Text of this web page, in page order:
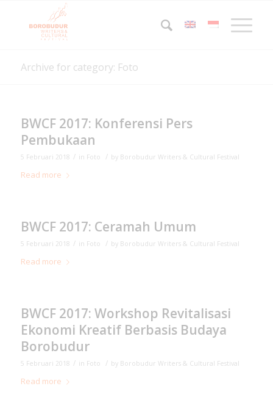
Archive for category: Foto
BWCF 2017: Konferensi Pers
Pembukaan
5 Februari 2018 / in Foto / by Borobudur Writers & Cultural Festival
Read more
BWCF 2017: Ceramah Umum
5 Februari 2018 / in Foto / by Borobudur Writers & Cultural Festival
Read more
BWCF 2017: Workshop Revitalisasi
Ekonomi Kreatif Berbasis Budaya
Borobudur
5 Februari 2018 / in Foto / by Borobudur Writers & Cultural Festival
Read more